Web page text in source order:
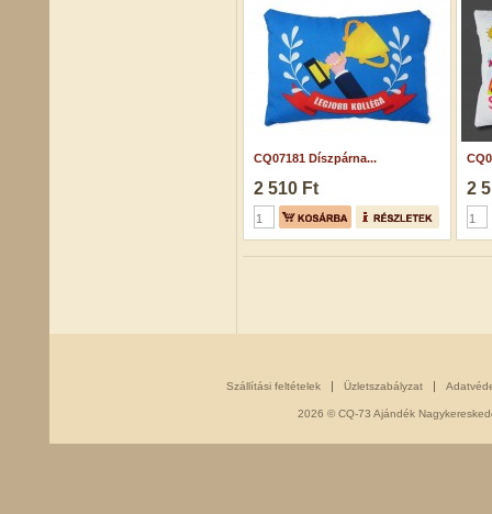
CQ07181 Díszpárna...
2 510 Ft 2
Szállítási feltételek Üzletszabályzat
2026 © CQ-73 Ajándék